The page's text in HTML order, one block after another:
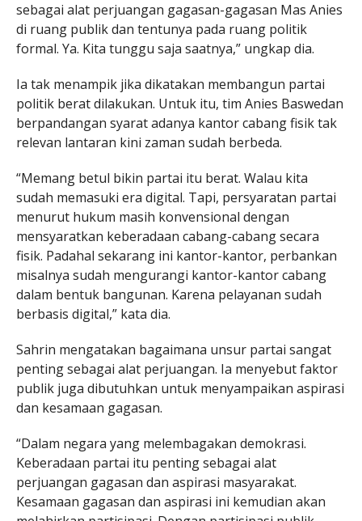
sebagai alat perjuangan gagasan-gagasan Mas Anies
di ruang publik dan tentunya pada ruang politik
formal. Ya. Kita tunggu saja saatnya,” ungkap dia.
Ia tak menampik jika dikatakan membangun partai
politik berat dilakukan. Untuk itu, tim Anies Baswedan
berpandangan syarat adanya kantor cabang fisik tak
relevan lantaran kini zaman sudah berbeda.
“Memang betul bikin partai itu berat. Walau kita
sudah memasuki era digital. Tapi, persyaratan partai
menurut hukum masih konvensional dengan
mensyaratkan keberadaan cabang-cabang secara
fisik. Padahal sekarang ini kantor-kantor, perbankan
misalnya sudah mengurangi kantor-kantor cabang
dalam bentuk bangunan. Karena pelayanan sudah
berbasis digital,” kata dia.
Sahrin mengatakan bagaimana unsur partai sangat
penting sebagai alat perjuangan. Ia menyebut faktor
publik juga dibutuhkan untuk menyampaikan aspirasi
dan kesamaan gagasan.
“Dalam negara yang melembagakan demokrasi.
Keberadaan partai itu penting sebagai alat
perjuangan gagasan dan aspirasi masyarakat.
Kesamaan gagasan dan aspirasi ini kemudian akan